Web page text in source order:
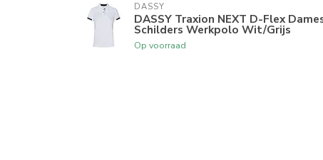
DASSY
DASSY Traxion NEXT D-Flex
Schilders Werkpolo Wit/Grijs
Op voorraad